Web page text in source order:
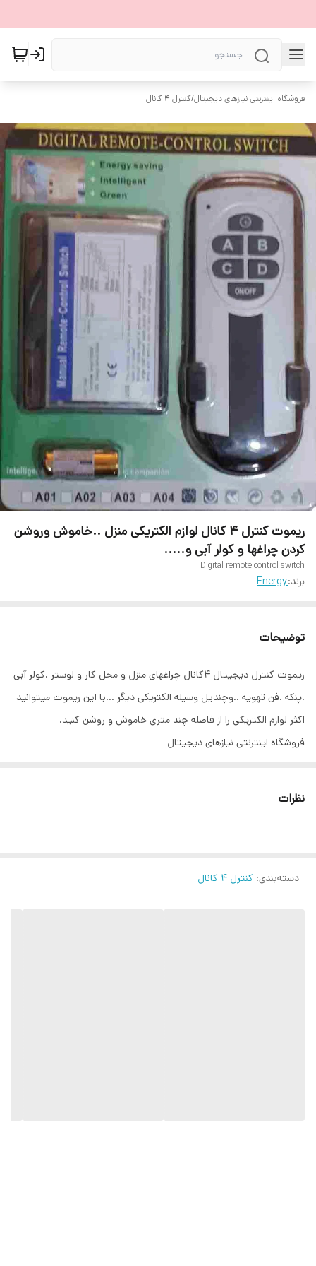
فروشگاه اینترنتی نیازهای دیجیتال/کنترل ۴ کانال
ریموت کنترل ۴ کانال لوازم الکتریکی منزل ..خاموش وروشن
کردن چراغها و کولر آبی و.....
Digital remote control switch
برند:Energy
توضیحات
ریموت کنترل دیجیتال ۴کانال چراغهای منزل و محل کار و لوستر .کولر آبی
.پنکه .فن تهویه ..وچندیل وسیله الکتریکی دیگر ...با این ریموت میتوانید
اکثر لوازم الکتریکی را از فاصله چند متری خاموش و روشن کنید.
فروشگاه اینترنتی نیازهای دیجیتال
نظرات
دسته‌بندی: کنترل ۴ کانال